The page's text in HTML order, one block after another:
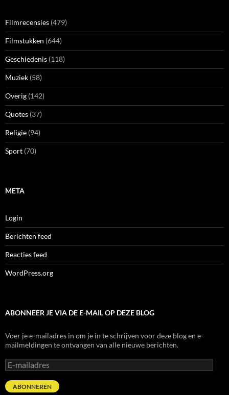
Filmrecensies (479)
Filmstukken (644)
Geschiedenis (118)
Muziek (58)
Overig (142)
Quotes (37)
Religie (94)
Sport (70)
META
Login
Berichten feed
Reacties feed
WordPress.org
ABONNEER JE VIA DE E-MAIL OP DEZE BLOG
Voer je e-mailadres in om je in te schrijven voor deze blog en e-
mailmeldingen te ontvangen van alle nieuwe berichten.
E-
mailadres
ABONNEREN